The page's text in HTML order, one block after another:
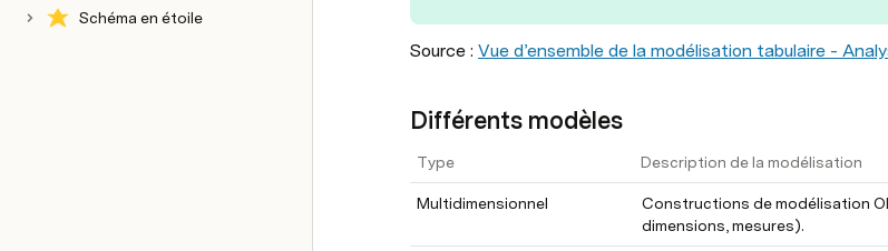
Schéma en étoile
Source : Vue d’ensemble de la modélisation tabulaire -
Différents modèles
Type Description de la modélisation
Multidimensionnel
Constructions de modélisation
dimensions, mesures).